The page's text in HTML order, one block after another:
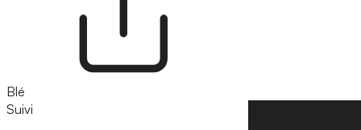
Blé
Suivi